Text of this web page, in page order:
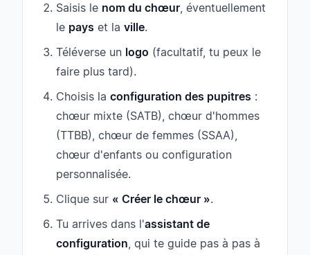
Saisis le nom du chœur, éventuellement
le pays et la ville.
Téléverse un logo (facultatif, tu peux le
faire plus tard).
Choisis la configuration des pupitres :
chœur mixte (SATB), chœur d'hommes
(TTBB), chœur de femmes (SSAA),
chœur d'enfants ou configuration
personnalisée.
Clique sur « Créer le chœur ».
Tu arrives dans l'assistant de
configuration, qui te guide pas à pas à